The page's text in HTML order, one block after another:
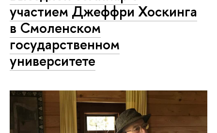
участием Джеффри Хоскинга
в Смоленском
государственном
университете